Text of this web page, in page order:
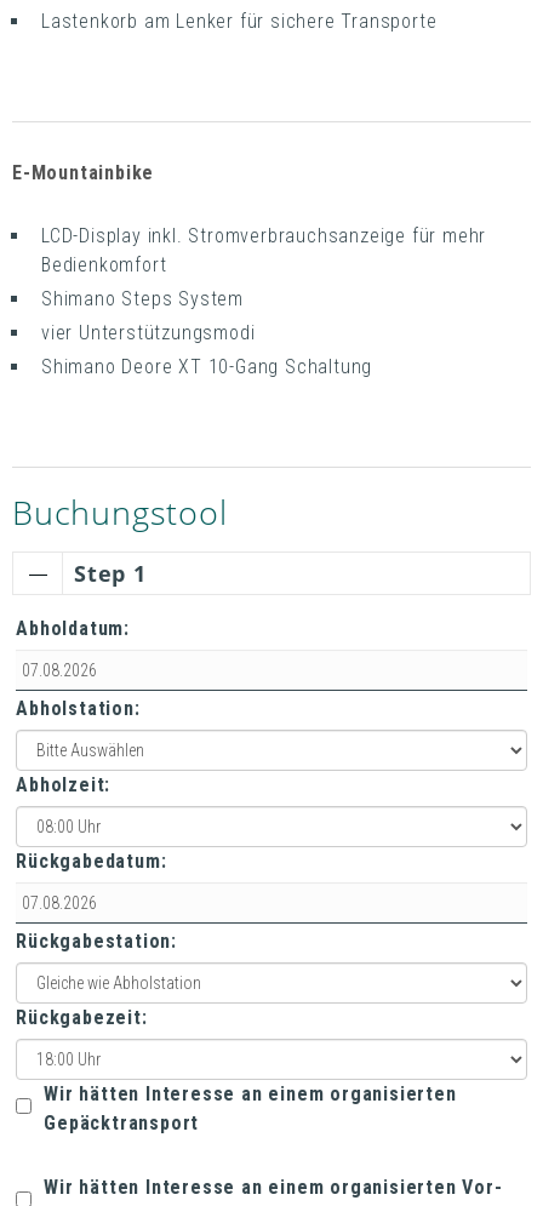
Lastenkorb am Lenker für sichere Transporte
E-Mountainbike
LCD-Display inkl. Stromverbrauchsanzeige für mehr
Bedienkomfort
Shimano Steps System
vier Unterstützungsmodi
Shimano Deore XT 10-Gang Schaltung
Buchungstool
Step 1
Abholdatum:
Abholstation:
Abholzeit:
Rückgabedatum:
Rückgabestation:
Rückgabezeit:
Wir hätten Interesse an einem organisierten
Gepäcktransport
Wir hätten Interesse an einem organisierten Vor-